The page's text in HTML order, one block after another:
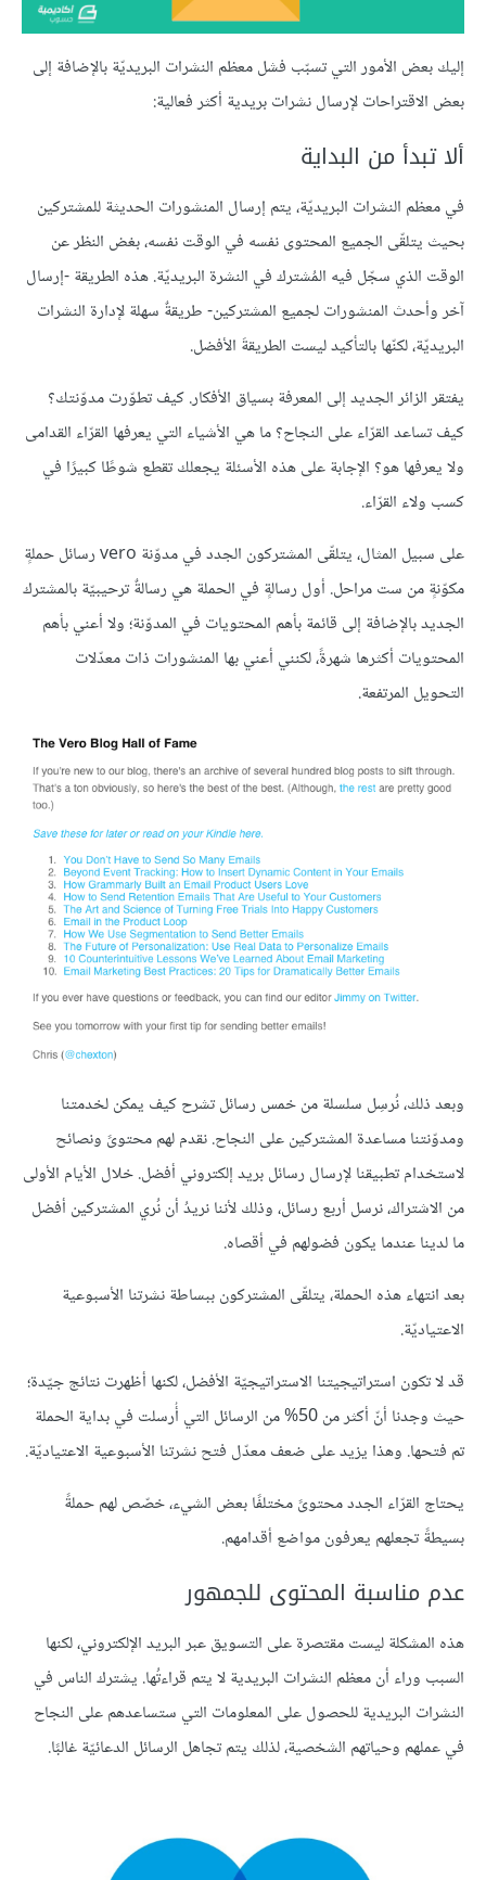
إليك بعض الأمور التي تسبّب فشل معظم النشرات البريديّة بالإضافة إلى
بعض الاقتراحات لإرسال نشرات بريدية أكثر فعالية:
ألا تبدأ من البداية
في معظم النشرات البريديّة، يتم إرسال المنشورات الحديثة للمشتركين
بحيث يتلقّى الجميع المحتوى نفسه في الوقت نفسه، بغض النظر عن
الوقت الذي سجّل فيه المُشترك في النشرة البريديّة. هذه الطريقة -إرسال
آخر وأحدث المنشورات لجميع المشتركين- طريقةٌ سهلة لإدارة النشرات
البريديّة، لكنّها بالتأكيد ليست الطريقةَ الأفضل.
يفتقر الزائر الجديد إلى المعرفة بسياق الأفكار. كيف تطوّرت مدوّنتك؟
كيف تساعد القرّاء على النجاح؟ ما هي الأشياء التي يعرفها القرّاء القدامى
ولا يعرفها هو؟ الإجابة على هذه الأسئلة يجعلك تقطع شوطًا كبيرًا في
كسب ولاء القرّاء.
على سبيل المثال، يتلقّى المشتركون الجدد في مدوّنة vero رسائل حملةٍ
مكوّنةٍ من ست مراحل. أول رسالةٍ في الحملة هي رسالةٌ ترحيبيّة بالمشترك
الجديد بالإضافة إلى قائمة بأهم المحتويات في المدوّنة؛ ولا أعني بأهم
المحتويات أكثرها شهرةً، لكنني أعني بها المنشورات ذات معدّلات
التحويل المرتفعة.
وبعد ذلك، نُرسِل سلسلة من خمس رسائل تشرح كيف يمكن لخدمتنا
ومدوّنتنا مساعدة المشتركين على النجاح. نقدم لهم محتوىً ونصائح
لاستخدام تطبيقنا لإرسال رسائل بريد إلكتروني أفضل. خلال الأيام الأولى
من الاشتراك، نرسل أربع رسائل، وذلك لأننا نريدُ أن نُري المشتركين أفضل
ما لدينا عندما يكون فضولهم في أقصاه.
بعد انتهاء هذه الحملة، يتلقّى المشتركون ببساطة نشرتنا الأسبوعية
الاعتياديّة.
قد لا تكون استراتيجيتنا الاستراتيجيّة الأفضل، لكنها أظهرت نتائج جيّدة؛
حيث وجدنا أنّ أكثر من 50% من الرسائل التي أُرسلت في بداية الحملة
تم فتحها. وهذا يزيد على ضعف معدّل فتح نشرتنا الأسبوعية الاعتياديّة.
يحتاج القرّاء الجدد محتوىً مختلفًا بعض الشيء، خصّص لهم حملةً
بسيطةً تجعلهم يعرفون مواضع أقدامهم.
عدم مناسبة المحتوى للجمهور
هذه المشكلة ليست مقتصرة على التسويق عبر البريد الإلكتروني، لكنها
السبب وراء أن معظم النشرات البريدية لا يتم قراءتُها. يشترك الناس في
النشرات البريدية للحصول على المعلومات التي ستساعدهم على النجاح
في عملهم وحياتهم الشخصية، لذلك يتم تجاهل الرسائل الدعائيّة غالبًا.